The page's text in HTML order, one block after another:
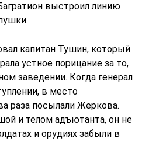
выстроил линию
капитан Тушин, который
устное порицание за то,
заведении. Когда генерал
в место
раза посылали Жеркова.
и телом адъютанта, он не
и орудиях забыли в